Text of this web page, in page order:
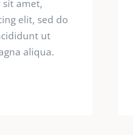
amet,
elit, sed do
ut
aliqua.